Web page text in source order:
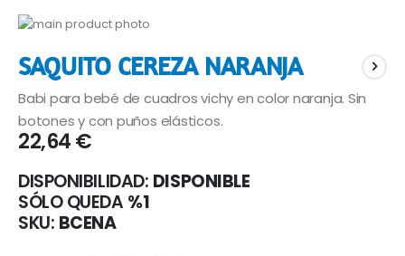
Saltar
final
de
la
galería
de
imágenes
al
comienzo
de
la
galería
imágenes
SAQUITO CEREZA NARANJA
Babi para bebé de cuadros vichy en color naranja. Sin
botones y con puños elásticos.
22,64 €
DISPONIBILIDAD: DISPONIBLE
SÓLO QUEDA %1
SKU BCENA